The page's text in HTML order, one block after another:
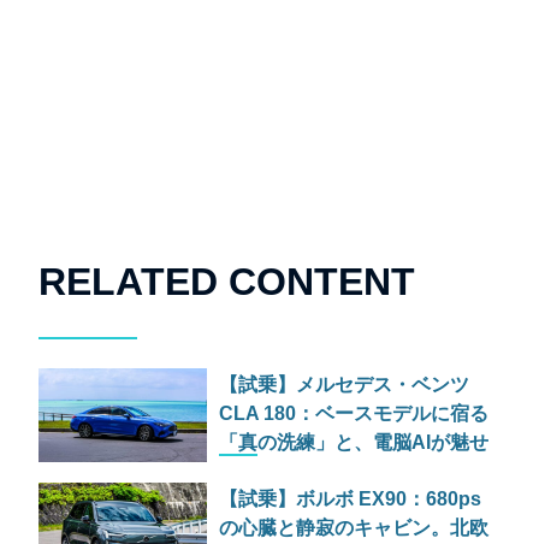
RELATED CONTENT
【試乗】メルセデス・ベンツ
CLA 180：ベースモデルに宿る
「真の洗練」と、電脳AIが魅せ
【試乗】ボルボ EX90：680ps
の心臓と静寂のキャビン。北欧